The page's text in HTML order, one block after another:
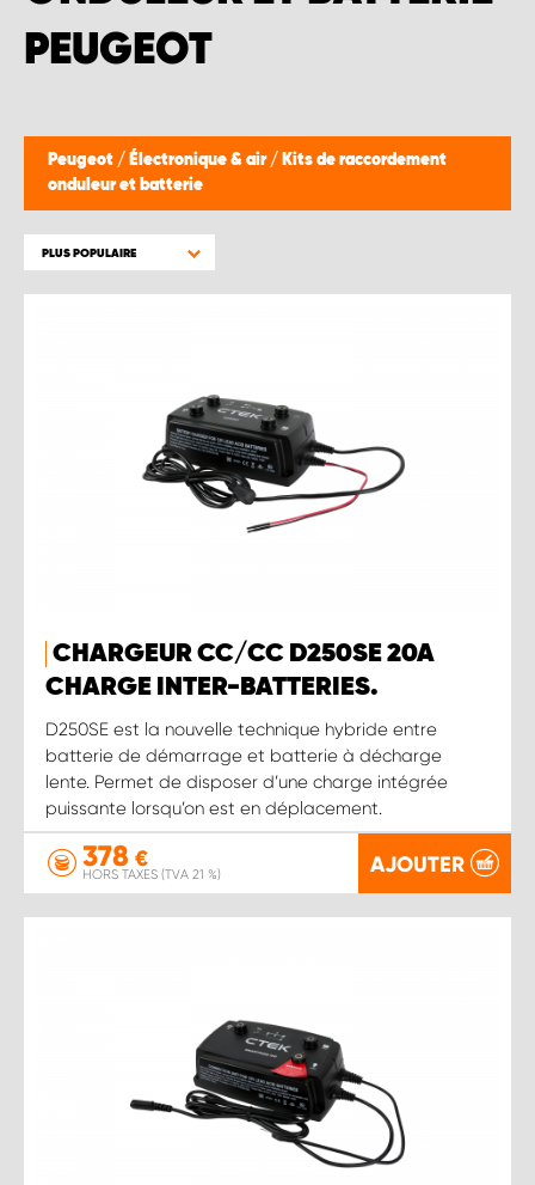
PEUGEOT
Peugeot / Électronique & air / Kits de raccordement
onduleur et batterie
PLUS POPULAIRE
CHARGEUR CC/CC D250SE 20A
CHARGE INTER-BATTERIES.
D250SE est la nouvelle technique hybride entre
batterie de démarrage et batterie à décharge
lente. Permet de disposer d’une charge intégrée
puissante lorsqu’on est en déplacement.
378 €
HORS TAXES (TVA 21 %) AJOUTER
WORK SYSTEM BRUXELLES
WORK SYSTEM NAMUR
WORK SYSTEM WEST BY PRO-VAN